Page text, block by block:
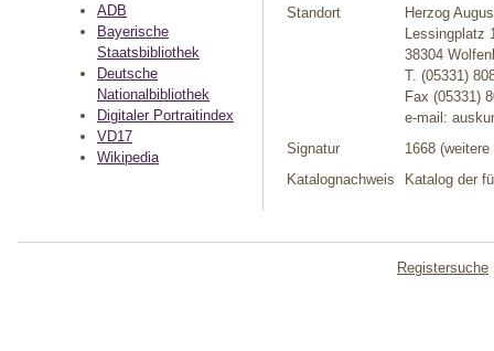
ADB
Bayerische
Staatsbibliothek
Deutsche
Nationalbibliothek
Digitaler Portraitindex
VD17
Wikipedia
Standort
Herzog
Lessingplatz
38304
T. (05331)
Fax (05331)
e-mail:
Signatur
1668
Katalognachweis
Katalog der
Registersuche